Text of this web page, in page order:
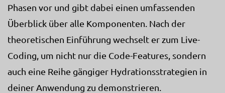
Phasen vor und gibt dabei einen umfassenden
Überblick über alle Komponenten. Nach der
theoretischen Einführung wechselt er zum Live-
Coding, um nicht nur die Code-Features, sondern
auch eine Reihe gängiger Hydrationsstrategien in
deiner Anwendung zu demonstrieren.